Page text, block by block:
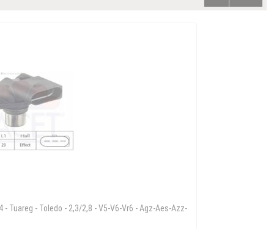
- Tuareg - Toledo - 2,3/2,8 - V5-V6-Vr6 - Agz-Aes-Azz-